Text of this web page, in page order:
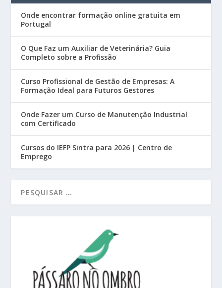
Onde encontrar formação online gratuita em
Portugal
O Que Faz um Auxiliar de Veterinária? Guia
Completo sobre a Profissão
Curso Profissional de Gestão de Empresas: A
Formação Ideal para Futuros Gestores
Onde Fazer um Curso de Manutenção Industrial
com Certificado
Cursos do IEFP Sintra para 2026 | Centro de
Emprego